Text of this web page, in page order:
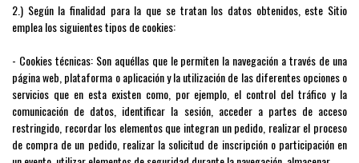
2.) Según la finalidad para la que se tratan los datos obtenidos, este Sitio
emplea los siguientes tipos de cookies:
- Cookies técnicas: Son aquéllas que le permiten la navegación a través de una
página web, plataforma o aplicación y la utilización de las diferentes opciones o
servicios que en esta existen como, por ejemplo, el control del tráfico y la
comunicación de datos, identificar la sesión, acceder a partes de acceso
restringido, recordar los elementos que integran un pedido, realizar el proceso
de compra de un pedido, realizar la solicitud de inscripción o participación en